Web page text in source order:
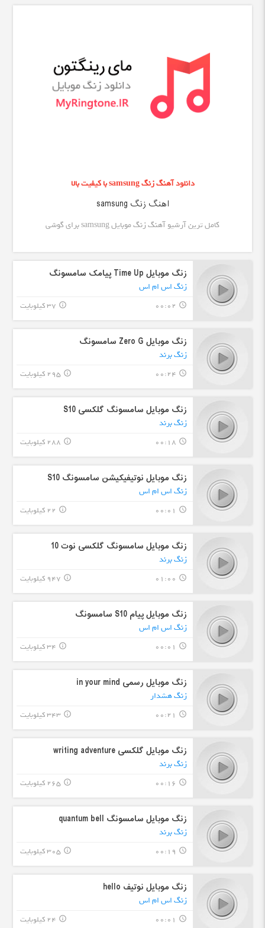
دانلود آهنگ زنگ samsung با کیفیت بالا
اهنگ زنگ samsung
کامل ترین آرشیو آهنگ زنگ موبایل samsung برای گوشی
زنگ موبایل Time Up پیامک سامسونگ
زنگ اس ام اس
query_builder
00:02 37 کیلوبایت info_outline
زنگ موبایل Zero G سامسونگ
زنگ برند
query_builder
00:24 295 کیلوبایت info_outline
زنگ موبایل سامسونگ گلکسی S10
زنگ برند
query_builder
00:18 288 کیلوبایت info_outline
زنگ موبایل نوتیفیکیشن سامسونگ S10
زنگ اس ام اس
query_builder
00:01 22 کیلوبایت info_outline
زنگ موبایل سامسونگ گلکسی نوت 10
زنگ برند
query_builder
01:00 947 کیلوبایت info_outline
زنگ موبایل پیام S10 سامسونگ
زنگ اس ام اس
query_builder
00:01 34 کیلوبایت info_outline
زنگ موبایل رسمی in your mind
زنگ هشدار
query_builder
00:21 343 کیلوبایت info_outline
زنگ موبایل گلکسی writing adventure
زنگ برند
query_builder
00:16 265 کیلوبایت info_outline
زنگ موبایل سامسونگ quantum bell
زنگ برند
query_builder
00:19 305 کیلوبایت info_outline
زنگ موبایل نوتیف hello
زنگ اس ام اس
query_builder
00:01 24 کیلوبایت info_outline